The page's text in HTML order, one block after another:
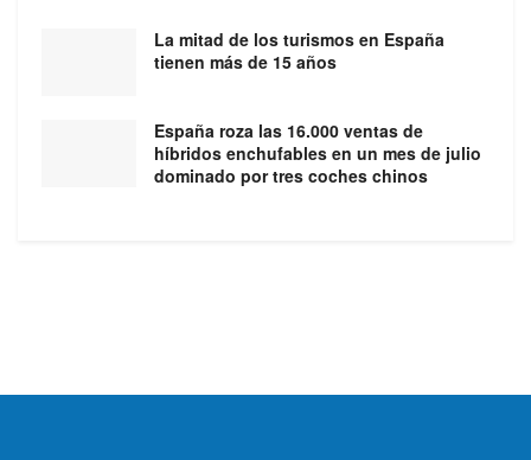
La mitad de los turismos en España
tienen más de 15 años
España roza las 16.000 ventas de
híbridos enchufables en un mes de julio
dominado por tres coches chinos